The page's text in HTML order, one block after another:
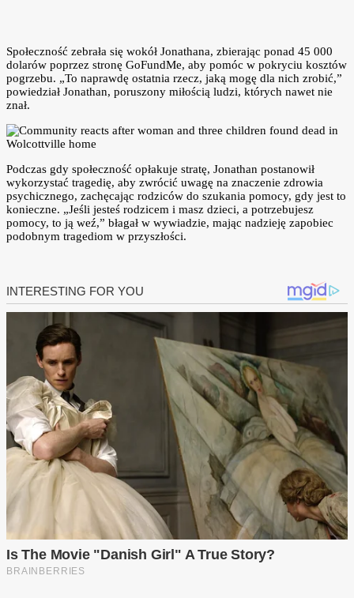
Społeczność zebrała się wokół Jonathana, zbierając ponad 45 000
dolarów poprzez stronę GoFundMe, aby pomóc w pokryciu kosztów
pogrzebu. „To naprawdę ostatnia rzecz, jaką mogę dla nich zrobić,”
powiedział Jonathan, poruszony miłością ludzi, których nawet nie
znał.
Podczas gdy społeczność opłakuje stratę, Jonathan postanowił
wykorzystać tragedię, aby zwrócić uwagę na znaczenie zdrowia
psychicznego, zachęcając rodziców do szukania pomocy, gdy jest to
konieczne. „Jeśli jesteś rodzicem i masz dzieci, a potrzebujesz
pomocy, to ją weź,” błagał w wywiadzie, mając nadzieję zapobiec
podobnym tragediom w przyszłości.